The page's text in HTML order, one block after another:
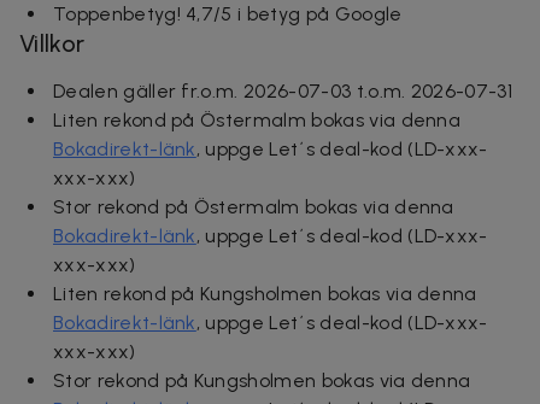
Toppenbetyg! 4,7/5 i betyg på Google
Villkor
Dealen gäller fr.o.m. 2026-07-03 t.o.m. 2026-07-31
Liten rekond på Östermalm bokas via denna
Bokadirekt-länk, uppge Let´s deal-kod (LD-xxx-
xxx-xxx)
Stor rekond på Östermalm bokas via denna
Bokadirekt-länk, uppge Let´s deal-kod (LD-xxx-
xxx-xxx)
Liten rekond på Kungsholmen bokas via denna
Bokadirekt-länk, uppge Let´s deal-kod (LD-xxx-
xxx-xxx)
Stor rekond på Kungsholmen bokas via denna